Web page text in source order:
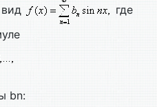
где
bn: